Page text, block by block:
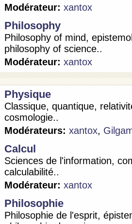
Modérateur: xantox
Philosophy
Philosophy of mind,
philosophy of science..
Modérateur: xantox
Physique
Classique, quantique,
cosmologie..
Modérateurs: xantox,
Calcul
Sciences de l'information,
calculabilité..
Modérateur: xantox
Philosophie
Philosophie de l'esprit,